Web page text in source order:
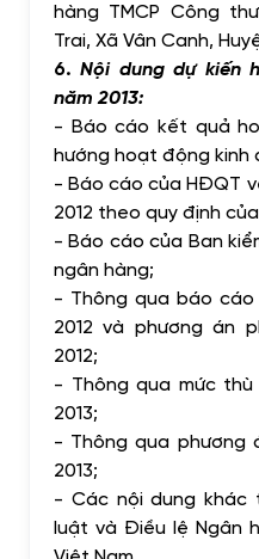
hàng TMCP Công
Trai, Xã Vân Canh,
6.Nội dung dự kiến
năm 2013:
- Báo cáo kết quả
hướng hoạt động kinh
-Báo cáo của HĐQT
2012 theo quy định
-Báo cáo của Ban
ngân hàng;
- Thông qua báo
2012 và phương án
2012;
- Thông qua mức thù
2013;
- Thông qua phương
2013;
- Các nội dung khác
luật và Điều lệ Ngân